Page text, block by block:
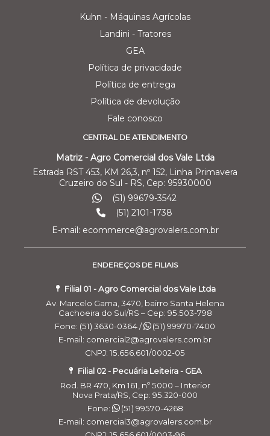
Kuhn - Máquinas Agrícolas
Landini - Tratores
GEA
Política de privacidade
Política de entrega
Política de devolução
Fale conosco
CENTRAL DE ATENDIMENTO
Matriz - Agro Comercial dos Vale Ltda
Estrada RST 453, KM 26,3, nº 152, Linha Primavera
Cruzeiro do Sul - RS, Cep: 95930000
(51) 99679-3542
(51) 2101-1738
E-mail: ecommerce@agrovalers.com.br
ENDEREÇOS DE FILIAIS
Filial 01 - Agro Comercial dos Vale Ltda
Av. Marcelo Gama, 3470, bairro Santa Helena
Cachoeira do Sul/RS – Cep: 95.503-798
Fone: (51) 3630-0364 /
(51) 99970-7400
E-mail: comercial2@agrovalers.com.br
CNPJ: 15.656.601/0002-05
Filial 02 - Pecuária Leiteira - GEA
Rod. BR 470, Km 161, nº 5000 – Interior
Nova Prata/RS, Cep: 95.320-000
Fone:
(51) 99570-4268
E-mail: comercial3@agrovalers.com.br